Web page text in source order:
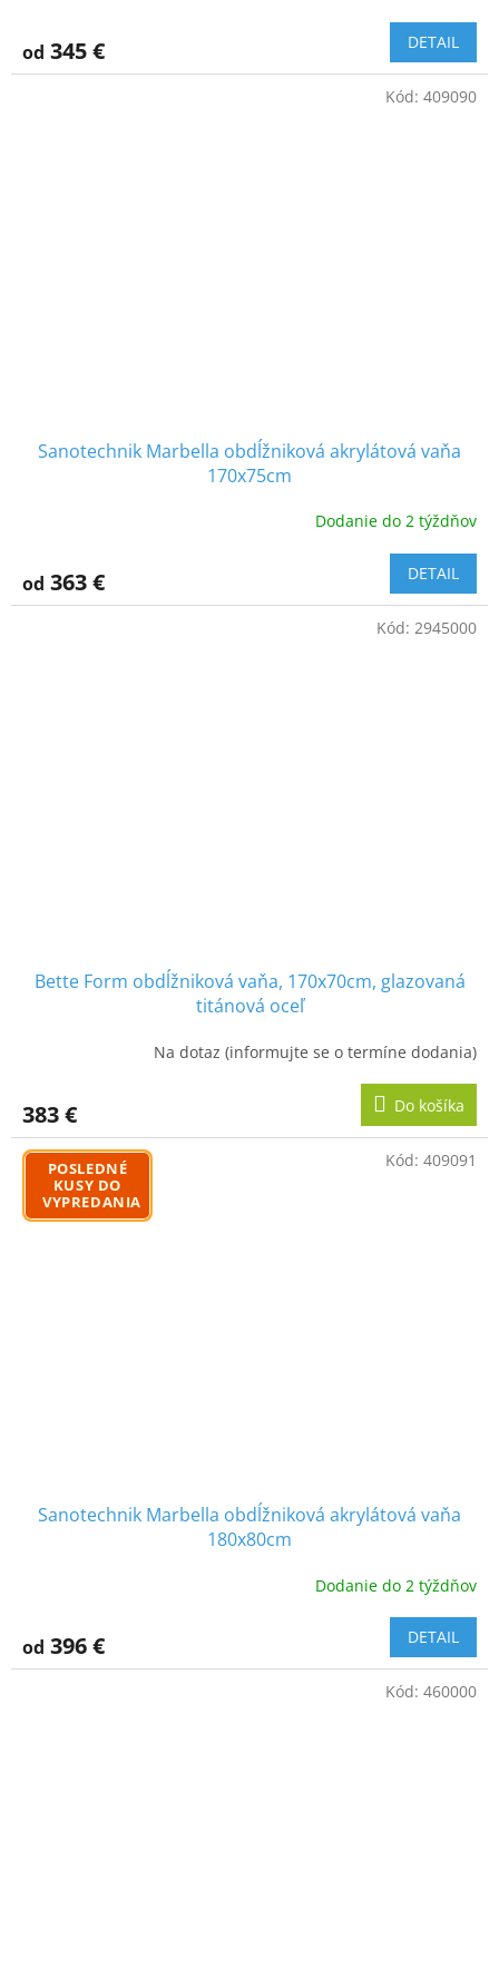
od 345 € DETAIL
Sanotechnik Marbella obdĺžniková akrylátová vaňa
170x75cm
Dodanie do 2 týždňov
od 363 € DETAIL
Kód: 409090
Bette Form obdĺžniková vaňa, 170x70cm, glazovaná
titánová oceľ
Na dotaz (informujte se o termíne dodania)
383 € Do košíka
Kód: 2945000
POSLEDNÉ
KUSY DO
VYPREDANIA
Sanotechnik Marbella obdĺžniková akrylátová vaňa
180x80cm
Dodanie do 2 týždňov
od 396 € DETAIL
Kód: 409091
Kód: 460000